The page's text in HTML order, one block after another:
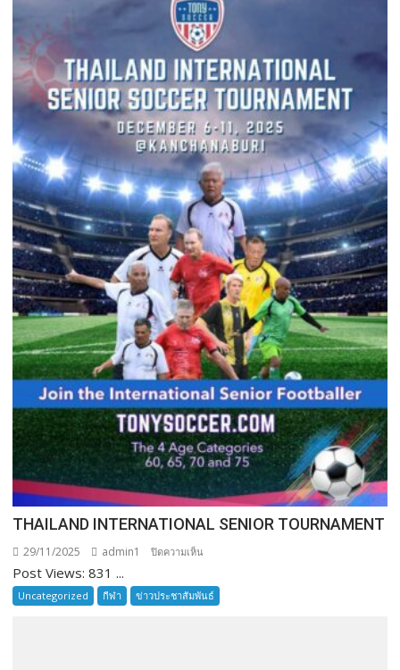
THAILAND INTERNATIONAL SENIOR TOURNAMENT
29/11/2025 admin1 ปิดความเห็น
INTERNATIONAL
SENIOR
Post Views: 831 ...
Uncategorized กีฬา ข่าวประชาสัมพันธ์